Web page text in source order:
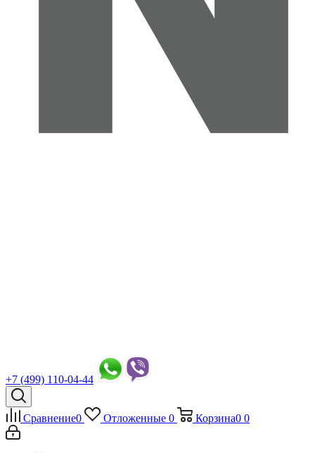
+7 (499) 110-04-44
Сравнение0 Отложенные 0 Корзина0 0